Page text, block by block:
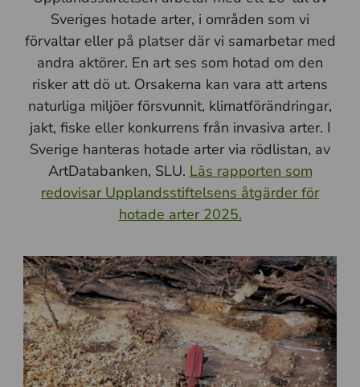
Sveriges hotade arter, i områden som vi
förvaltar eller på platser där vi samarbetar med
andra aktörer. En art ses som hotad om den
risker att dö ut. Orsakerna kan vara att artens
naturliga miljöer försvunnit, klimatförändringar,
jakt, fiske eller konkurrens från invasiva arter. I
Sverige hanteras hotade arter via rödlistan, av
ArtDatabanken, SLU. Läs rapporten som
redovisar Upplandsstiftelsens åtgärder för
hotade arter 2025.